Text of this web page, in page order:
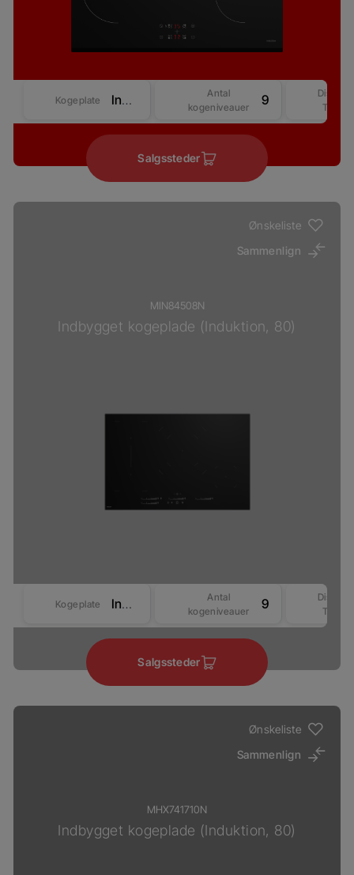
Kogeplate Induktion
Antal
kogeniveauer
9
Display
Type
Salgssteder
Ønskeliste
Sammenlign
MIN84508N
Indbygget kogeplade (Induktion, 80)
Kogeplate Induktion
Antal
kogeniveauer
9
Display
Type
Salgssteder
Ønskeliste
Sammenlign
MHX741710N
Indbygget kogeplade (Induktion, 80)